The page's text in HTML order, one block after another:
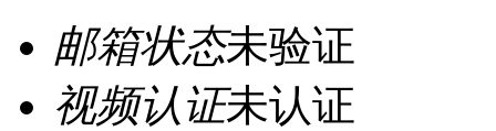
邮箱状态未验证
视频认证未认证